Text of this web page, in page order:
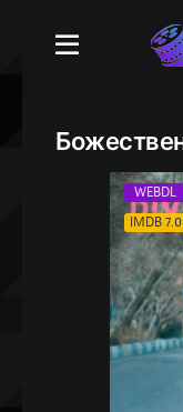
WEBDL
IMDB 7.0